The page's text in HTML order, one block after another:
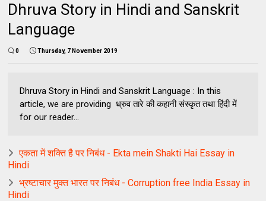
Dhruva Story in Hindi and Sanskrit
Language
0 Thursday, 7 November 2019
Dhruva Story in Hindi and Sanskrit Language : In this
article, we are providing ध्रुव तारे की कहानी संस्कृत तथा हिंदी में
for our reader...
एकता में शक्ति है पर निबंध - Ekta mein Shakti Hai Essay in
Hindi
भ्रष्टाचार मुक्त भारत पर निबंध - Corruption free India Essay in
Hindi